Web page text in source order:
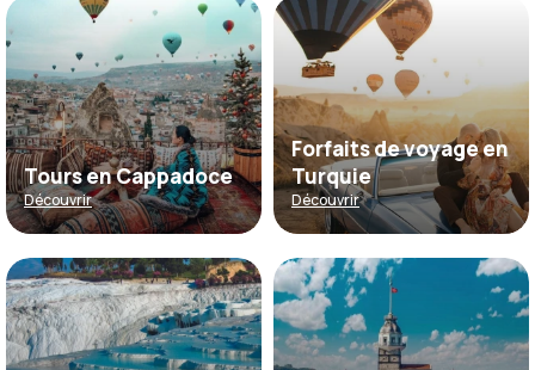
Tours en Cappadoce
Découvrir
Forfaits de voyage en
Turquie
Découvrir